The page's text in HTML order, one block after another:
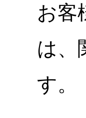
お客
は、
す。